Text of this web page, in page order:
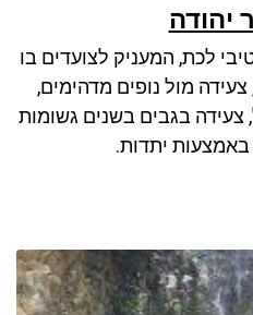
יהודה
לכת, המעניק לצועדים בו
מול נופים מדהימים,
בגבים בשנים גשומות
באמצעות יתדות.